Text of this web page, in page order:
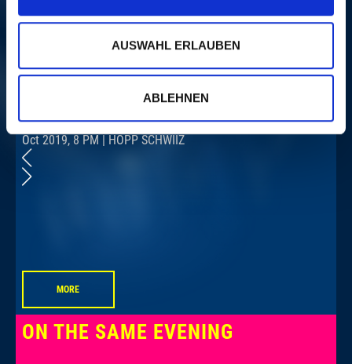
AUSWAHL ERLAUBEN
ABLEHNEN
77 BOMBAY STREET Fri, 18.
Oct 2019, 8 PM | HOPP SCHWIIZ
MORE
ON THE SAME EVENING